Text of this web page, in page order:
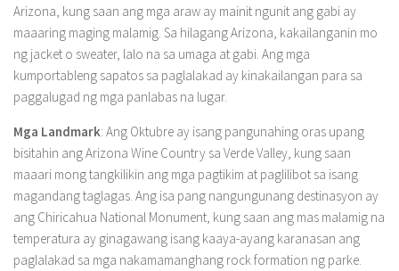
Arizona, kung saan ang mga araw ay mainit ngunit ang gabi ay
maaaring maging malamig. Sa hilagang Arizona, kakailanganin mo
ng jacket o sweater, lalo na sa umaga at gabi. Ang mga
kumportableng sapatos sa paglalakad ay kinakailangan para sa
paggalugad ng mga panlabas na lugar.
Mga Landmark: Ang Oktubre ay isang pangunahing oras upang
bisitahin ang Arizona Wine Country sa Verde Valley, kung saan
maaari mong tangkilikin ang mga pagtikim at paglilibot sa isang
magandang taglagas. Ang isa pang nangungunang destinasyon ay
ang Chiricahua National Monument, kung saan ang mas malamig na
temperatura ay ginagawang isang kaaya-ayang karanasan ang
paglalakad sa mga nakamamanghang rock formation ng parke.